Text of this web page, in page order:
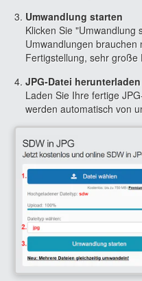
Umwandlung starten
Klicken Sie "Umwandlung
Umwandlungen brauchen
Fertigstellung, sehr große
JPG-Datei herunterladen
Laden Sie Ihre fertige
werden automatisch von